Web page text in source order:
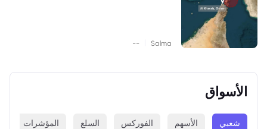
Salma
--
الأسواق
شعبي الأسهم الفوركس السلع المؤشرات